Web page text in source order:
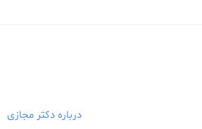
درباره دکتر مجازی